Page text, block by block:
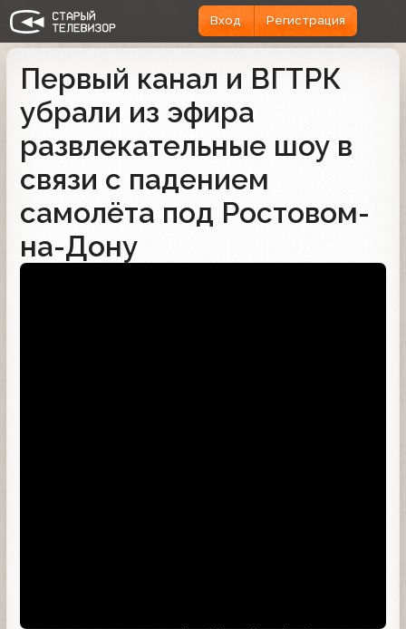
Вход Регистрация
Первый канал и ВГТРК
убрали из эфира
развлекательные шоу в
связи с падением
самолёта под Ростовом-
на-Дону